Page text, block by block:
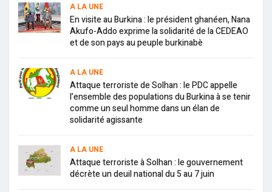
A LA UNE
En visite au Burkina : le président ghanéen, Nana
Akufo-Addo exprime la solidarité de la CEDEAO
et de son pays au peuple burkinabè
A LA UNE
Attaque terroriste de Solhan : le PDC appelle
l’ensemble des populations du Burkina à se tenir
comme un seul homme dans un élan de
solidarité agissante
A LA UNE
Attaque terroriste à Solhan : le gouvernement
décrète un deuil national du 5 au 7 juin